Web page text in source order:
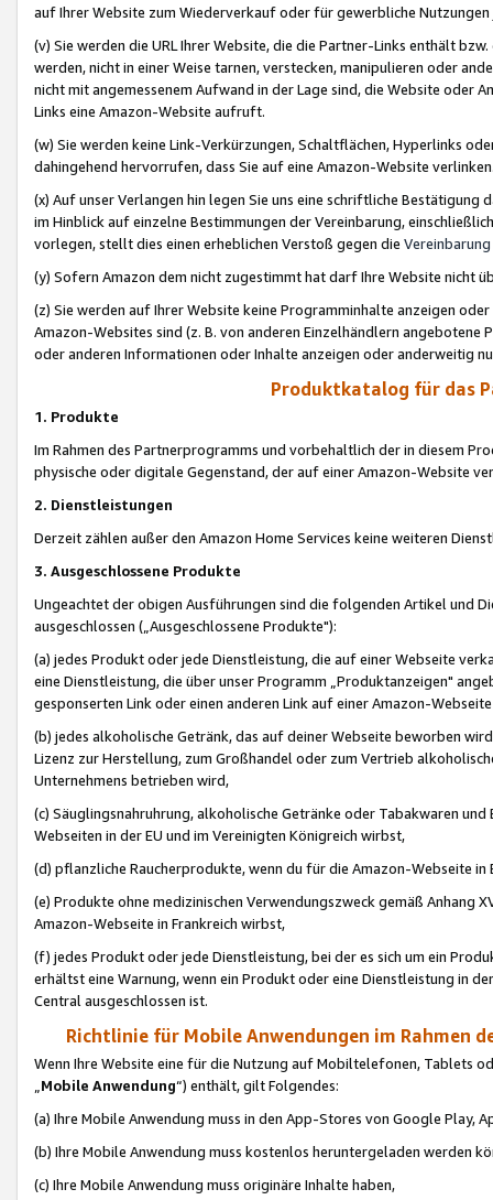
auf Ihrer Website zum Wiederverkauf oder für gewerbliche
(v) Sie werden die URL Ihrer Website, die die Partner-Links enthält
werden, nicht in einer Weise tarnen, verstecken, manipulieren oder
nicht mit angemessenem Aufwand in der Lage sind, die Website oder
Links eine Amazon-Website aufruft.
(w) Sie werden keine Link-Verkürzungen, Schaltflächen, Hyperlinks
dahingehend hervorrufen, dass Sie auf eine Amazon-Website
(x) Auf unser Verlangen hin legen Sie uns eine schriftliche
im Hinblick auf einzelne Bestimmungen der Vereinbarung,
vorlegen, stellt dies einen erheblichen Verstoß gegen die Vereinbarung
(y) Sofern Amazon dem nicht zugestimmt hat darf Ihre Website nicht
(z) Sie werden auf Ihrer Website keine Programminhalte anzeigen
Amazon-Websites sind (z. B. von anderen Einzelhändlern
oder anderen Informationen oder Inhalte anzeigen oder anderweitig
Produktkatalog für das
1. Produkte
Im Rahmen des Partnerprogramms und vorbehaltlich der in diesem
physische oder digitale Gegenstand, der auf einer Amazon-Website
2. Dienstleistungen
Derzeit zählen außer den Amazon Home Services keine weiteren
3. Ausgeschlossene Produkte
Ungeachtet der obigen Ausführungen sind die folgenden Artikel und
ausgeschlossen („Ausgeschlossene Produkte"):
(a) jedes Produkt oder jede Dienstleistung, die auf einer Webseite
eine Dienstleistung, die über unser Programm „Produktanzeigen"
gesponserten Link oder einen anderen Link auf einer Amazon-
(b) jedes alkoholische Getränk, das auf deiner Webseite beworben
Lizenz zur Herstellung, zum Großhandel oder zum Vertrieb
Unternehmens betrieben wird,
(c) Säuglingsnahruhrung, alkoholische Getränke oder Tabakwaren
Webseiten in der EU und im Vereinigten Königreich wirbst,
(d) pflanzliche Raucherprodukte, wenn du für die Amazon-Webseite in
(e) Produkte ohne medizinischen Verwendungszweck gemäß Anhang
Amazon-Webseite in Frankreich wirbst,
(f) jedes Produkt oder jede Dienstleistung, bei der es sich um ein
erhältst eine Warnung, wenn ein Produkt oder eine Dienstleistung in
Central ausgeschlossen ist.
Richtlinie für Mobile Anwendungen im Rahmen
Wenn Ihre Website eine für die Nutzung auf Mobiltelefonen, Tablets
„Mobile Anwendung“) enthält, gilt Folgendes:
(a) Ihre Mobile Anwendung muss in den App-Stores von Google Play,
(b) Ihre Mobile Anwendung muss kostenlos heruntergeladen werden
(c) Ihre Mobile Anwendung muss originäre Inhalte haben,